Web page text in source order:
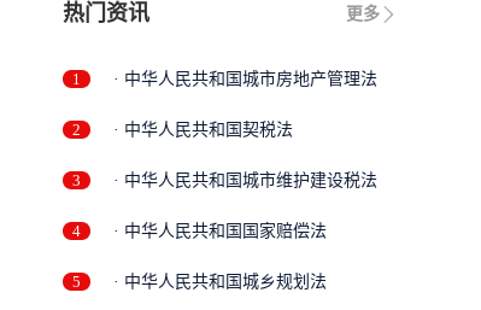
更多
热门资讯
1 · 中华人民共和国城市房地产管理法
2 · 中华人民共和国契税法
3 · 中华人民共和国城市维护建设税法
4 · 中华人民共和国国家赔偿法
5 · 中华人民共和国城乡规划法